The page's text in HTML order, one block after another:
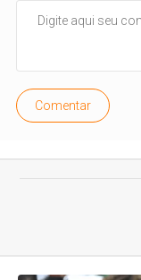
Comentar